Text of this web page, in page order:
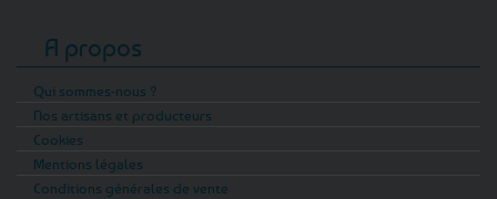
A propos
Qui sommes-nous ?
Nos artisans et producteurs
Cookies
Mentions légales
Conditions générales de vente